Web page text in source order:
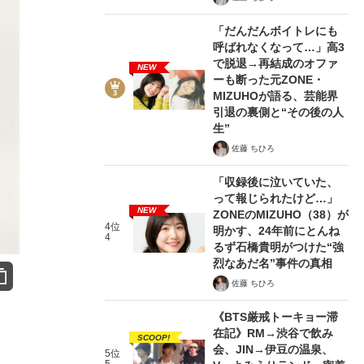
NEW
「だんだんボイトレにも
呼ばれなくなって…」高3
で脱退→再結成のオファ
ーも断った元ZONE・
MIZUHOが語る、芸能界
引退の裏側と“その後の人
生”
佐藤 ちひろ
4位
4
NEW
「収録後に泣いていた、
って報じられたけど…」
ZONEのMIZUHO（38）が
明かす、24年前にとんね
るず石橋貴明がつけた“強
烈なあだ名”事件の真相
佐藤 ちひろ
5位
SCOOP!
《BTS厳戒トーキョー滞
在記》RM→渋谷で飲み
会、JIN→伊豆の温泉、